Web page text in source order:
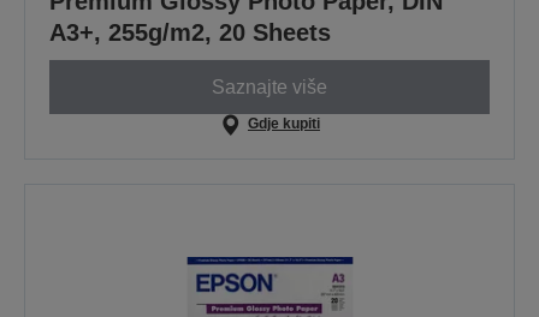
A3+, 255g/m2, 20 Sheets
Saznajte više
Gdje kupiti